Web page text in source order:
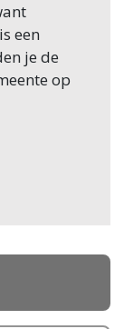
een
je de
op